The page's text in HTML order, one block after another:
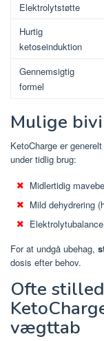
Elektrolytstøtte
Hurtig
ketoseinduktion
Gennemsigtig
formel
Mulige
KetoCharge er
under tidlig brug:
Midlertidig
Mild dehydrering
For at undgå ubehag,
dosis efter behov.
Ofte
vægttab